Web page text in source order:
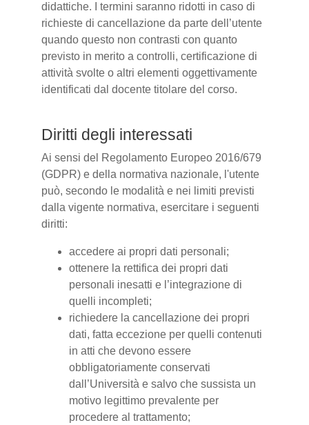
didattiche. I termini saranno ridotti in caso di
richieste di cancellazione da parte dell’utente
quando questo non contrasti con quanto
previsto in merito a controlli, certificazione di
attività svolte o altri elementi oggettivamente
identificati dal docente titolare del corso.
Diritti degli interessati
Ai sensi del Regolamento Europeo 2016/679
(GDPR) e della normativa nazionale, l'utente
può, secondo le modalità e nei limiti previsti
dalla vigente normativa, esercitare i seguenti
diritti:
accedere ai propri dati personali;
ottenere la rettifica dei propri dati
personali inesatti e l’integrazione di
quelli incompleti;
richiedere la cancellazione dei propri
dati, fatta eccezione per quelli contenuti
in atti che devono essere
obbligatoriamente conservati
dall’Università e salvo che sussista un
motivo legittimo prevalente per
procedere al trattamento;